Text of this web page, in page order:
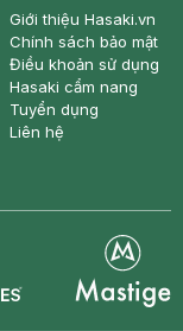
Giới thiệu Hasaki.vn
Chính sách bảo mật
Điều khoản sử dụng
Hasaki cẩm nang
Tuyển dụng
Liên hệ